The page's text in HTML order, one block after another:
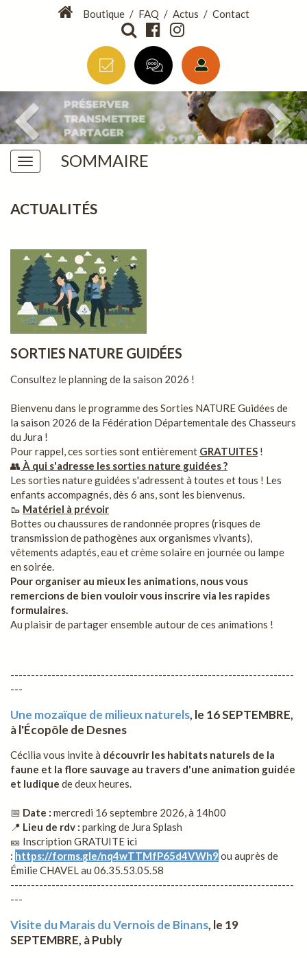
Boutique / FAQ / Actus / Contact
SOMMAIRE
ACTUALITÉS
SORTIES NATURE GUIDÉES
Consultez le planning de la saison 2026 !
Bienvenu dans le programme des Sorties NATURE Guidées de
la saison 2026 de la Fédération Départementale des Chasseurs
du Jura !
Pour rappel, ces sorties sont entièrement GRATUITES !
👥 À qui s'adresse les sorties nature guidées ?
Les sorties nature guidées s'adressent à toutes et tous ! Les
enfants accompagnés, dès 6 ans, sont les bienvenus.
🥾 Matériel à prévoir
Bottes ou chaussures de randonnée propres (risques de
transmission de pathogènes aux organismes vivants),
vêtements adaptés, eau et crème solaire en journée ou lampe
en soirée.
Pour organiser au mieux les animations, nous vous
remercions de bien vouloir vous inscrire via les rapides
formulaires.
Au plaisir de partager ensemble autour de ces animations !
---------------------------------------------------------------------
---
Une mozaïque de milieux naturels, le 16 SEPTEMBRE,
à l'Écopôle de Desnes
Cécilia vous invite à découvrir les habitats naturels de la
faune et la flore sauvage au travers d'une animation guidée
et ludique de deux heures.
📅 Date : mercredi 16 septembre 2026, à 14h00
📍 Lieu de rdv : parking de Jura Splash
🎫 Inscription GRATUITE ici
: https://forms.gle/nq4wTTMfP65d4VWh9 ou auprès de
Émilie CHAVEL au 06.35.53.05.58
---------------------------------------------------------------------
---
Visite du Marais du Vernois de Binans, le 19
SEPTEMBRE, à Publy